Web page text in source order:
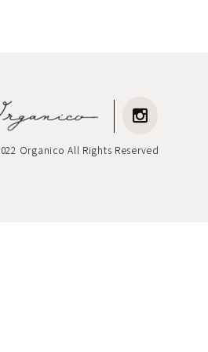
Organico All Rights Reserved